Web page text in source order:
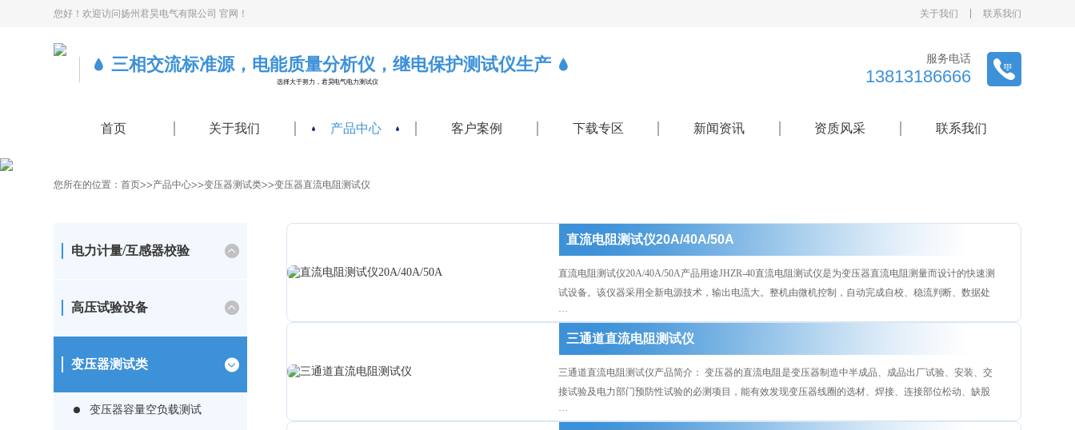
您好！欢迎访问扬州君昊电气有限公司 官网！ 关于我们 联系我们
三相交流标准源，电能质量分析仪，继电保护测试仪生产
选择大于努力，君昊电气电力测试仪
服务电话
13813186666
首页 关于我们 产品中心 客户案例 下载专区 新闻资讯 资质风采 联系我们
您所在的位置：首页>>产品中心>>变压器测试类>>变压器直流电阻测试仪
电力计量/互感器校验
高压试验设备
变压器测试类
变压器容量空负载测试
直流电阻测试仪20A/40A/50A
直流电阻测试仪20A/40A/50A产品用途JHZR-40直流电阻测试仪是为变压器直流电阻测量而设计的快速测
试设备。该仪器采用全新电源技术，输出电流大。整机由微机控制，自动完成自校、稳流判断、数据处
···
三通道直流电阻测试仪
三通道直流电阻测试仪产品简介： 变压器的直流电阻是变压器制造中半成品、成品出厂试验、安装、交
接试验及电力部门预防性试验的必测项目，能有效发现变压器线圈的选材、焊接、连接部位松动、缺股
···